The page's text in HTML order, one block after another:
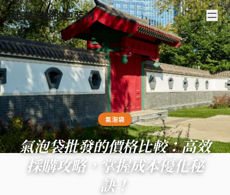
走在尖端的包裝材
氣泡袋
氣泡袋批發的價格比較：高效
採購攻略，掌握成本優化秘
訣！